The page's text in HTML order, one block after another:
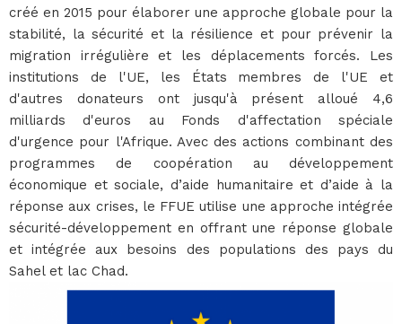
créé en 2015 pour élaborer une approche globale pour la
stabilité, la sécurité et la résilience et pour prévenir la
migration irrégulière et les déplacements forcés. Les
institutions de l'UE, les États membres de l'UE et
d'autres donateurs ont jusqu'à présent alloué 4,6
milliards d'euros au Fonds d'affectation spéciale
d'urgence pour l'Afrique. Avec des actions combinant des
programmes de coopération au développement
économique et sociale, d’aide humanitaire et d’aide à la
réponse aux crises, le FFUE utilise une approche intégrée
sécurité-développement en offrant une réponse globale
et intégrée aux besoins des populations des pays du
Sahel et lac Chad.